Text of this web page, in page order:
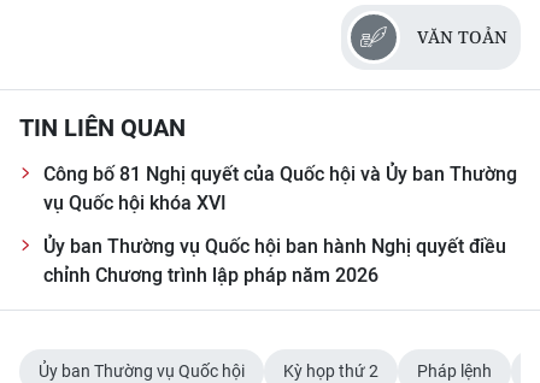
Media Pháp luật
Media Du lịch
Media Thế giới
Media Thể thao
VĂN TOẢN
TIN LIÊN QUAN
Công bố 81 Nghị quyết của Quốc hội và Ủy ban Thường
vụ Quốc hội khóa XVI
Ủy ban Thường vụ Quốc hội ban hành Nghị quyết điều
chỉnh Chương trình lập pháp năm 2026
Ủy ban Thường vụ Quốc hội Kỳ họp thứ 2 Pháp lệnh